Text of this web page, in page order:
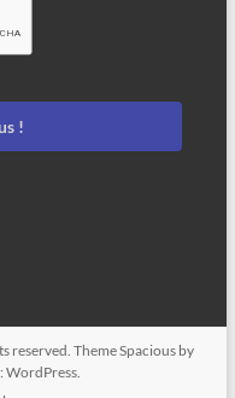
!
reserved. ThemeSpacious by
WordPress